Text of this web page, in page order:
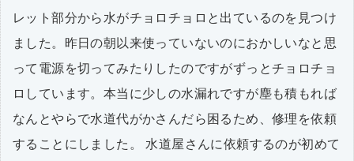
レット部分から水がチョロチョロと出ているのを見つけ
ました。昨日の朝以来使っていないのにおかしいなと思
って電源を切ってみたりしたのですがずっとチョロチョ
ロしています。本当に少しの水漏れですが塵も積もれば
なんとやらで水道代がかさんだら困るため、修理を依頼
することにしました。 水道屋さんに依頼するのが初めて